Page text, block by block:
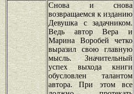
Снова и снова
возвращаемся к изданию
Девушка с задачником.
Ведь автор Вера и
Марина Воробей четко
выразил свою главную
мысль. Значительный
успех выхода книги
обусловлен талантом
автора. При этом все